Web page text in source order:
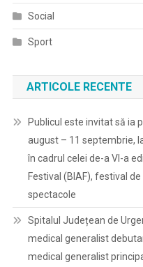
Social
Sport
ARTICOLE RECENTE
Publicul este invitat să ia
august – 11 septembrie,
în cadrul celei de-a VI-a
Festival (BIAF), festival
spectacole
Spitalul Județean de
medical generalist
medical generalist